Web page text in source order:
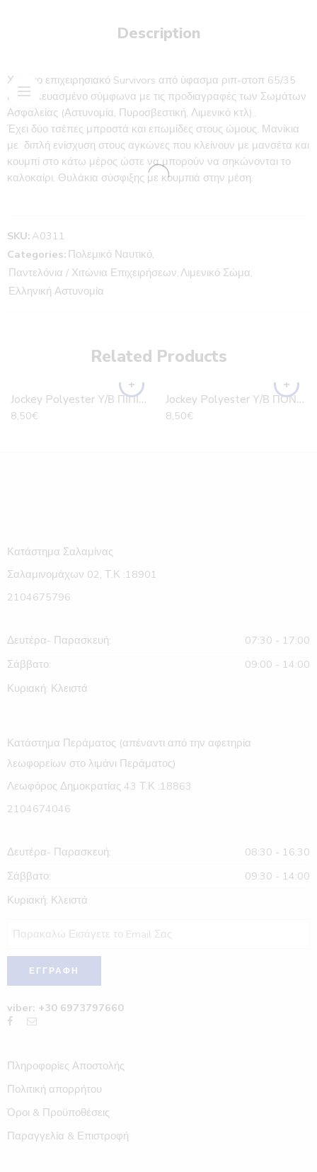
Description
Χιτώνιο επιχειρησιακό Survivors από ύφασμα ριπ-στοπ 65/35
κατασκευασμένο σύμφωνα με τις προδιαγραφές των Σωμάτων
Ασφαλείας (Αστυνομία, Πυροσβεστική, Λιμενικό κτλ)..
Έχει δύο τσέπες μπροστά και επωμίδες στους ώμους. Μανίκια
με διπλή ενίσχυση στους αγκώνες που κλείνουν με μανσέτα και
κουμπί στο κάτω μέρος ώστε να μπορούν να σηκώνονται το
καλοκαίρι. Θυλάκια σύσφιξης με κουμπιά στην μέση.
SKU: A0311
Categories: Πολεμικό Ναυτικό,
Παντελόνια / Χιτώνια Επιχειρήσεων,Λιμενικό Σώμα,
Ελληνική Αστυνομία
Related Products
Jockey Polyester Υ/Β ΠΙΠΙΝΟΣ
8,50€
Jockey Polyester Υ/Β ΠΟΝΤΟΣ
8,50€
Κατάστημα Σαλαμίνας
Σαλαμινομάχων 02, Τ.Κ :18901
2104675796
Δευτέρα- Παρασκευή:
07:30 - 17:00
Σάββατο:
09:00 - 14:00
Κυριακή: Κλειστά
Κατάστημα Περάματος (απέναντι από την αφετηρία
λεωφορείων στο λιμάνι Περάματος)
Λεωφόρος Δημοκρατίας 43 Τ.Κ :18863
2104674046
Δευτέρα- Παρασκευή:
08:30 - 16:30
Σάββατο:
09:30 - 14:00
Κυριακή: Κλειστά
viber: +30 6973797660
Πληροφορίες Αποστολής
Πολιτική απορρήτου
Όροι & Προϋποθέσεις
Παραγγελία & Επιστροφή